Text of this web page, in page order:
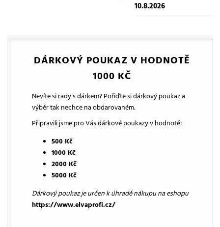
10.8.2026
DÁRKOVÝ POUKAZ V HODNOTĚ
1000 KČ
Nevíte si rady s dárkem? Pořiďte si dárkový poukaz a
výběr tak nechce na obdarovaném.
Připravili jsme pro Vás dárkové poukazy v hodnotě:
500 Kč
1000 Kč
2000 Kč
5000 Kč
Dárkový poukaz je určen k úhradě nákupu na eshopu
https://www.elvaprofi.cz/